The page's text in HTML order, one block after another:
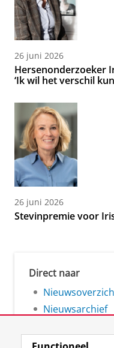
26 juni 2026
Hersenonderzoeker
‘Ik wil het verschil
26 juni 2026
Stevinpremie voor
Direct naar
Nieuwsarchief